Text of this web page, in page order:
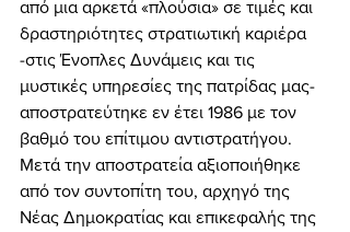
από μια αρκετά «πλούσια» σε τιμές και
δραστηριότητες στρατιωτική καριέρα
-στις Ένοπλες Δυνάμεις και τις
μυστικές υπηρεσίες της πατρίδας μας-
αποστρατεύτηκε εν έτει 1986 με τον
βαθμό του επίτιμου αντιστρατήγου.
Μετά την αποστρατεία αξιοποιήθηκε
από τον συντοπίτη του, αρχηγό της
Νέας Δημοκρατίας και επικεφαλής της